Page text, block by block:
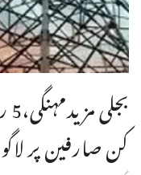
کن صارفین پر